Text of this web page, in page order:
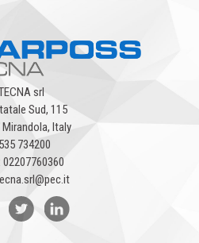
srl
Sud, 115
Mirandola, Italy
734200
02207760360